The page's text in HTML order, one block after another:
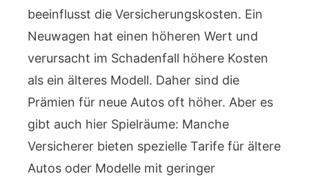
beeinflusst die Versicherungskosten. Ein
Neuwagen hat einen höheren Wert und
verursacht im Schadenfall höhere Kosten
als ein älteres Modell. Daher sind die
Prämien für neue Autos oft höher. Aber es
gibt auch hier Spielräume: Manche
Versicherer bieten spezielle Tarife für ältere
Autos oder Modelle mit geringer